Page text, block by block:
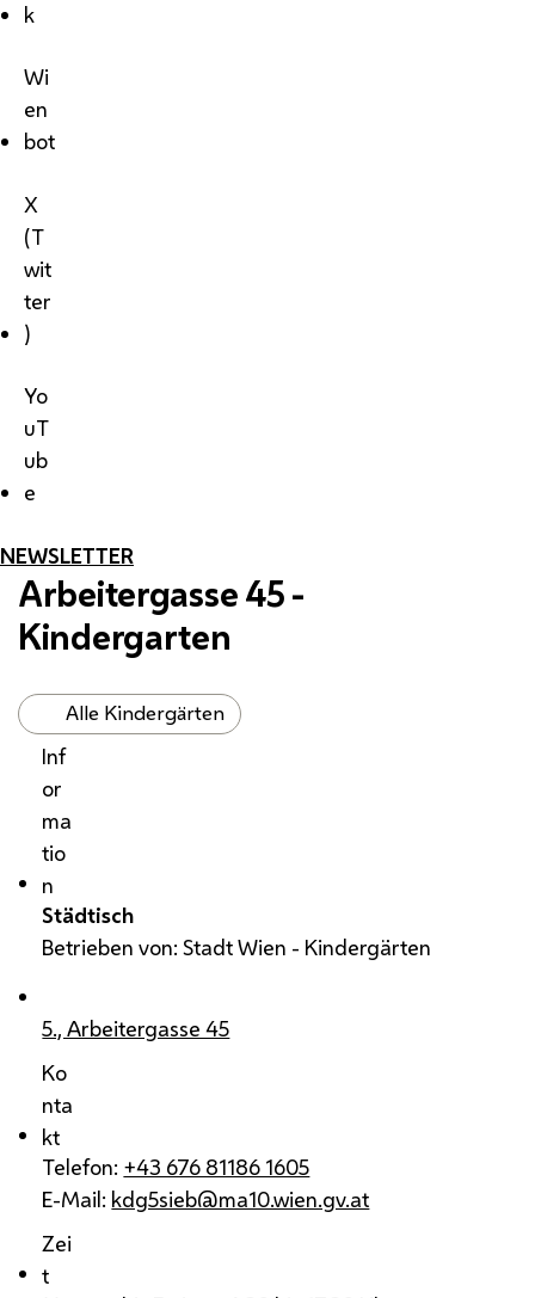
k
Wi
en
bot
X
(T
wit
ter
)
Yo
uT
ub
e
NEWSLETTER
Arbeitergasse 45 -
Kindergarten
Alle Kindergärten
Inf
or
ma
tio
n
Städtisch
Betrieben von: Stadt Wien - Kindergärten
5., Arbeitergasse 45
Ko
nta
kt
Telefon: +43 676 81186 1605
E-Mail: kdg5sieb@ma10.wien.gv.at
Zei
t